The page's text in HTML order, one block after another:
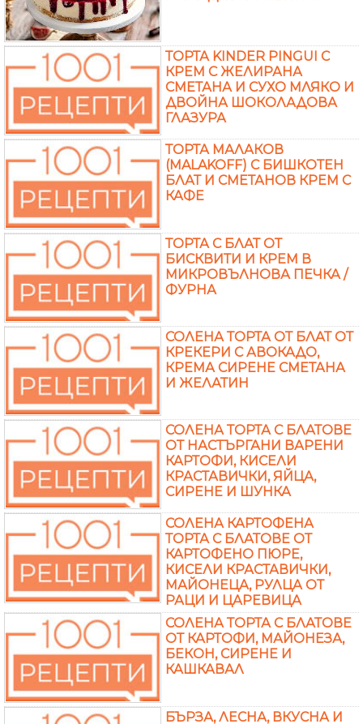
ТОРТА KINDER PINGUI С
КРЕМ С ЖЕЛИРАНА
СМЕТАНА И СУХО МЛЯКО И
ДВОЙНА ШОКОЛАДОВА
ГЛАЗУРА
ТОРТА МАЛАКОВ
(MALAKOFF) С БИШКОТЕН
БЛАТ И СМЕТАНОВ КРЕМ С
КАФЕ
ТОРТА С БЛАТ ОТ
БИСКВИТИ И КРЕМ В
МИКРОВЪЛНОВА ПЕЧКА /
ФУРНА
СОЛЕНА ТОРТА ОТ БЛАТ ОТ
КРЕКЕРИ С АВОКАДО,
КРЕМА СИРЕНЕ СМЕТАНА
И ЖЕЛАТИН
СОЛЕНА ТОРТА С БЛАТОВЕ
ОТ НАСТЪРГАНИ ВАРЕНИ
КАРТОФИ, КИСЕЛИ
КРАСТАВИЧКИ, ЯЙЦА,
СИРЕНЕ И ШУНКА
СОЛЕНА КАРТОФЕНА
ТОРТА С БЛАТОВЕ ОТ
КАРТОФЕНО ПЮРЕ,
КИСЕЛИ КРАСТАВИЧКИ,
МАЙОНЕЦА, РУЛЦА ОТ
РАЦИ И ЦАРЕВИЦА
СОЛЕНА ТОРТА С БЛАТОВЕ
ОТ КАРТОФИ, МАЙОНЕЗА,
БЕКОН, СИРЕНЕ И
КАШКАВАЛ
БЪРЗА, ЛЕСНА, ВКУСНА И